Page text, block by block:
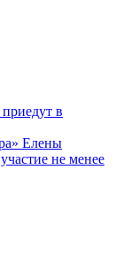
в
Елены
не менее